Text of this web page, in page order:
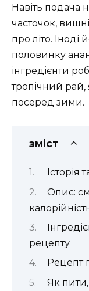
Навіть подача
часточок,
про літо. Іноді
половинку
інгредієнти
тропічний рай,
посеред зими.
зміст
Історія
Опис:
рецепту
Рецепт
Як